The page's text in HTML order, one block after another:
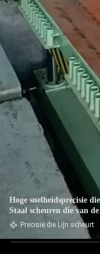
Hoge snelheidsprecisie
Staal scheuren die van
scheuren
Precisie die Lijn scheurt